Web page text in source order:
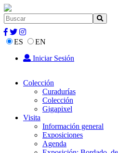
ES
EN
Iniciar Sesión
Colección
Curadurías
Colección
Gigapixel
Visita
Información general
Exposiciones
Agenda